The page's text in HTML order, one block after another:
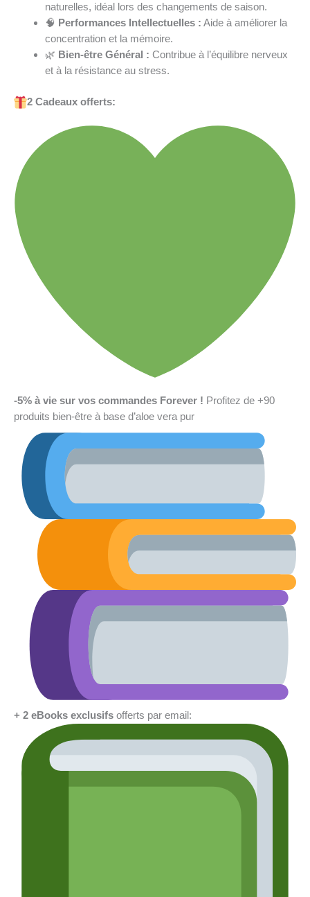
naturelles, idéal lors des changements de saison.
🧠 Performances Intellectuelles : Aide à améliorer la
concentration et la mémoire.
🌿 Bien-être Général : Contribue à l’équilibre nerveux
et à la résistance au stress.
2 Cadeaux offerts:
-5% à vie sur vos commandes Forever ! Profitez de +90
produits bien-être à base d’aloe vera pur
+ 2 eBooks exclusifs offerts par email: